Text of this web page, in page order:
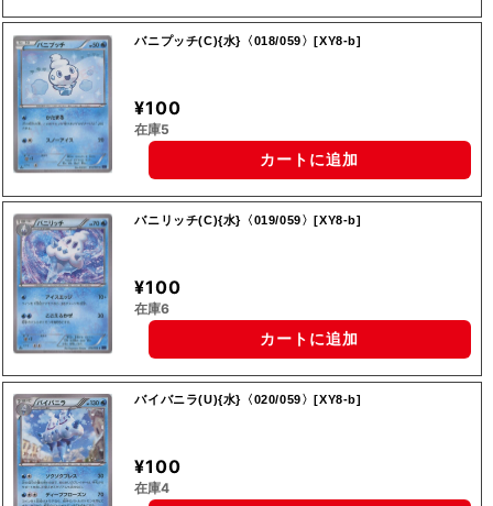
バニプッチ(C){水}〈018/059〉[XY8-b]
¥100
在庫5
カートに追加
バニリッチ(C){水}〈019/059〉[XY8-b]
¥100
在庫6
カートに追加
バイバニラ(U){水}〈020/059〉[XY8-b]
¥100
在庫4